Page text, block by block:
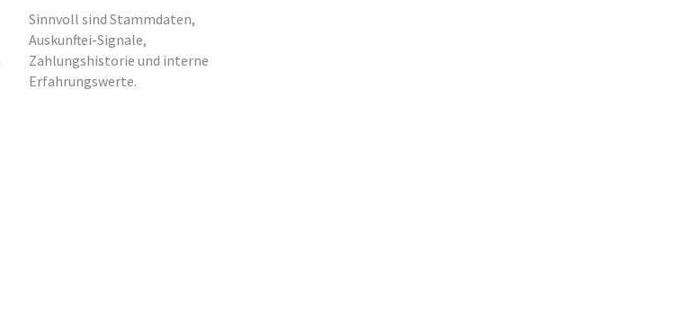
Sinnvoll sind Stammdaten,
Auskunftei-Signale,
Zahlungshistorie und interne
Erfahrungswerte.